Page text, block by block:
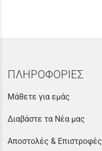
ΠΛΗΡΟΦΟΡΙΕΣ
Μάθετε για εμάς
Διαβάστε τα Νέα μας
Αποστολές & Επιστροφές